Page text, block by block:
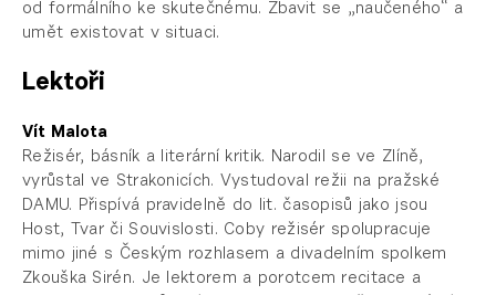
od formálního ke skutečnému. Zbavit se „naučeného“ a
umět existovat v situaci.
Lektoři
Vít Malota
Režisér, básník a literární kritik. Narodil se ve Zlíně,
vyrůstal ve Strakonicích. Vystudoval režii na pražské
DAMU. Přispívá pravidelně do lit. časopisů jako jsou
Host, Tvar či Souvislosti. Coby režisér spolupracuje
mimo jiné s Českým rozhlasem a divadelním spolkem
Zkouška Sirén. Je lektorem a porotcem recitace a